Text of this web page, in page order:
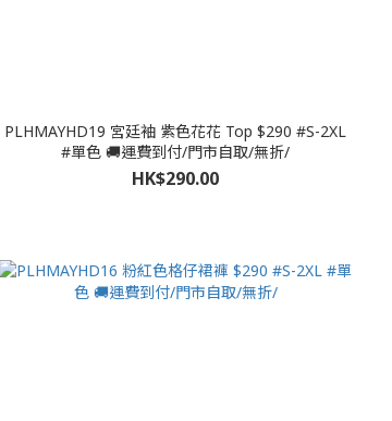
PLHMAYHD19 宮廷袖 紫色花花 Top $290 #S-2XL
#單色 🚚運費到付/門市自取/無折/
HK$290.00